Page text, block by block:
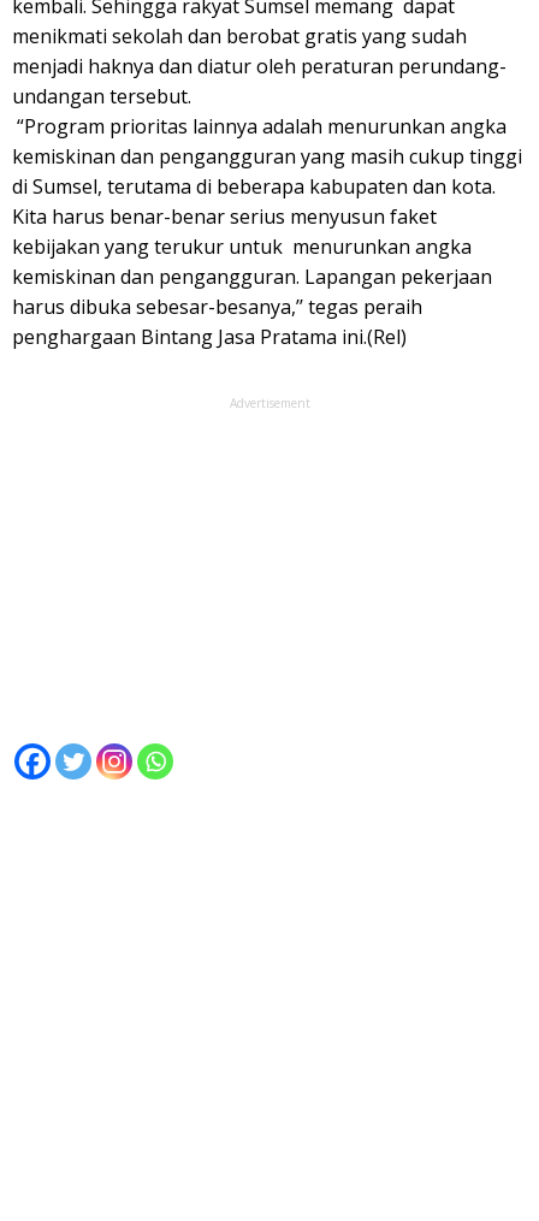
kembali. Sehingga rakyat Sumsel memang dapat
menikmati sekolah dan berobat gratis yang sudah
menjadi haknya dan diatur oleh peraturan perundang-
undangan tersebut.
“Program prioritas lainnya adalah menurunkan angka
kemiskinan dan pengangguran yang masih cukup tinggi
di Sumsel, terutama di beberapa kabupaten dan kota.
Kita harus benar-benar serius menyusun faket
kebijakan yang terukur untuk menurunkan angka
kemiskinan dan pengangguran. Lapangan pekerjaan
harus dibuka sebesar-besanya,’’ tegas peraih
penghargaan Bintang Jasa Pratama ini.(Rel)
Advertisement